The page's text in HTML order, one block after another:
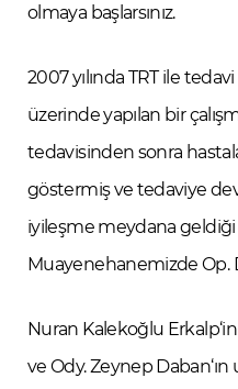
olmaya başlarsınız.
2007 yılında TRT ile
üzerinde yapılan bir
tedavisinden sonra
göstermiş ve tedaviye
iyileşme meydana
Muayenehanemizde Op.
Nuran Kalekoğlu
ve Ody. Zeynep Daban‘ın